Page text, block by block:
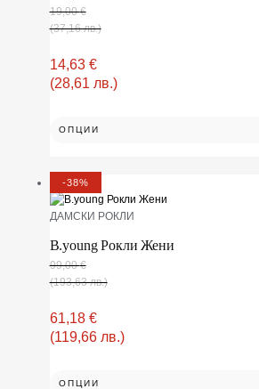
19,00€
(37,16 лв.)
14,63 €
(28,61 лв.)
ОПЦИИ
-38%
ДАМСКИ РОКЛИ
B.young Рокли Жени
99,00€
(193,63 лв.)
61,18 €
(119,66 лв.)
ОПЦИИ